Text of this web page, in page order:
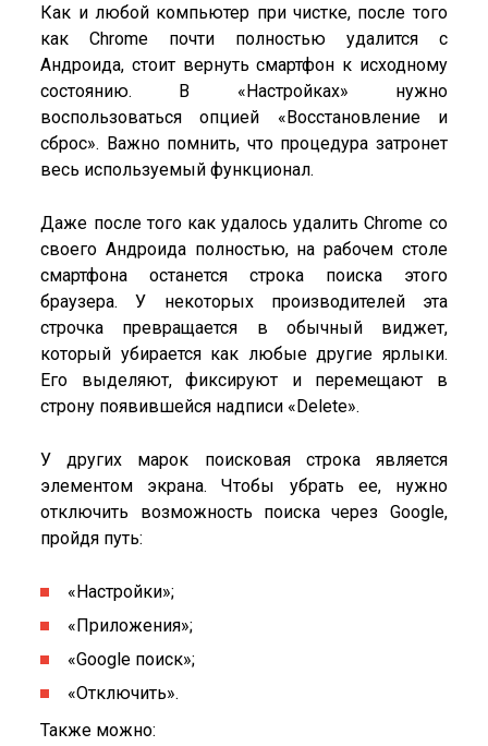
Как и любой компьютер при чистке, после того
как Chrome почти полностью удалится с
Андроида, стоит вернуть смартфон к исходному
состоянию. В «Настройках» нужно
воспользоваться опцией «Восстановление и
сброс». Важно помнить, что процедура затронет
весь используемый функционал.
Даже после того как удалось удалить Chrome со
своего Андроида полностью, на рабочем столе
смартфона останется строка поиска этого
браузера. У некоторых производителей эта
строчка превращается в обычный виджет,
который убирается как любые другие ярлыки.
Его выделяют, фиксируют и перемещают в
строну появившейся надписи «Delete».
У других марок поисковая строка является
элементом экрана. Чтобы убрать ее, нужно
отключить возможность поиска через Google,
пройдя путь:
«Настройки»;
«Приложения»;
«Google поиск»;
«Отключить».
Также можно: